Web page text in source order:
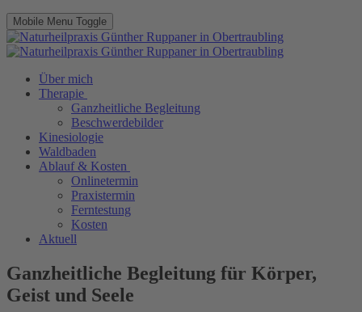
Mobile Menu Toggle
Über mich
Therapie
Ganzheitliche Begleitung
Beschwerdebilder
Kinesiologie
Waldbaden
Ablauf & Kosten
Onlinetermin
Praxistermin
Ferntestung
Kosten
Aktuell
Ganzheitliche Begleitung für Körper,
Geist und Seele